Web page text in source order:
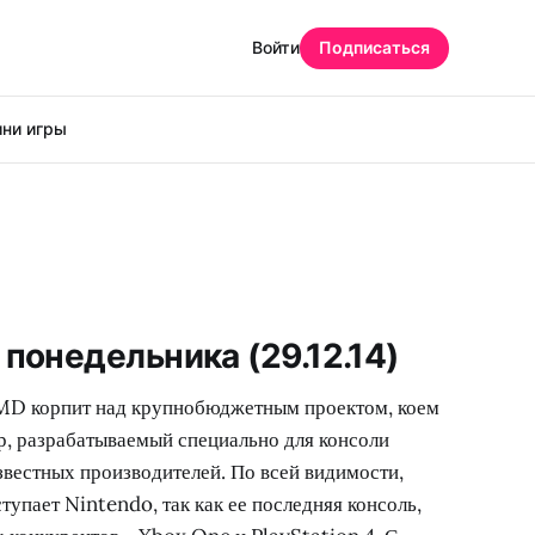
игры
Войти Подписаться
(29.12.14)
корпит над крупнобюджетным проектом, коем
разрабатываемый специально для консоли
производителей. По всей видимости,
Nintendo, так как ее последняя консоль,